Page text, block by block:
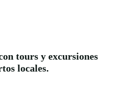
tours y excursiones
locales.